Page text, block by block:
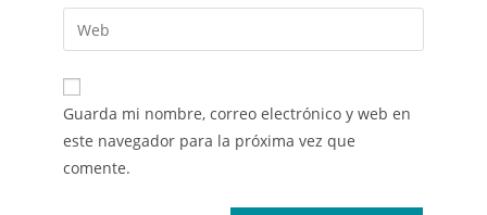
Guarda mi nombre, correo electrónico y web en
este navegador para la próxima vez que
comente.